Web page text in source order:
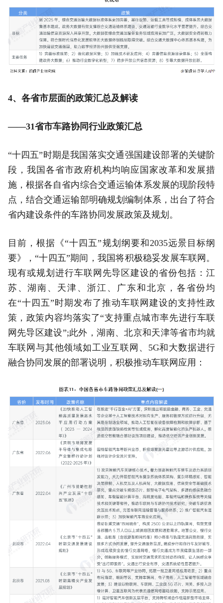
4、各省市层面的政策汇总及解读
——31省市车路协同行业政策汇总
“十四五”时期是我国落实交通强国建设部署的关键阶
段，我国各省市政府机构均响应国家改革和发展措
施，根据各自省内综合交通运输体系发展的现阶段特
点，结合交通运输部明确规划编制体系，出台了符合
省内建设条件的车路协同发展政策及规划。
目前，根据《“十四五”规划纲要和2035远景目标纲
要》，“十四五”期间，我国将积极稳妥发展车联网。
现有或规划进行车联网先导区建设的省份包括：江
苏、湖南、天津、浙江、广东和北京，各省份均
在“十四五”时期发布了推动车联网建设的支持性政
策，政策内容均落实了“支持重点城市率先进行车联
网先导区建设”;此外，湖南、北京和天津等省市均就
车联网与其他领域如工业互联网、5G和大数据进行
融合协同发展的部署说明，积极推动车联网应用：